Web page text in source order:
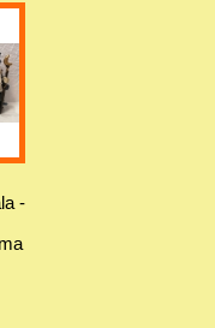
-